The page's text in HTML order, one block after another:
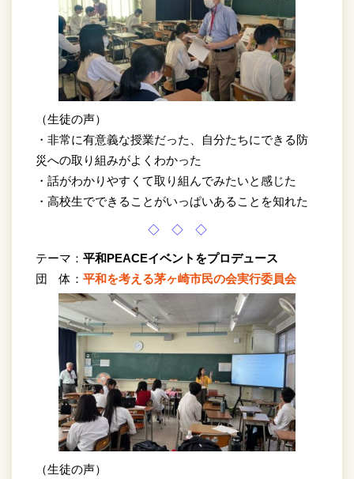
（生徒の声）
・非常に有意義な授業だった、自分たちにできる防
災への取り組みがよくわかった
・話がわかりやすくて取り組んでみたいと感じた
・高校生でできることがいっぱいあることを知れた
◇ ◇ ◇
テーマ： 平和PEACEイベントをプロデュース
団 体： 平和を考える茅ヶ崎市民の会実行委員会
（生徒の声）